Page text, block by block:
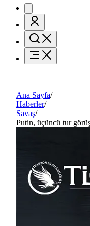
Ana Sayfa/
Haberler/
Savaş/
Putin, üçüncü tur